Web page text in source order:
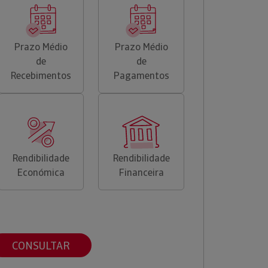
Prazo Médio
de
Recebimentos
Prazo Médio
de
Pagamentos
Rendibilidade
Económica
Rendibilidade
Financeira
CONSULTAR